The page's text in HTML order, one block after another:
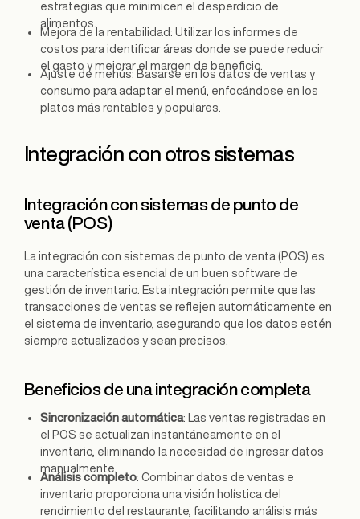
estrategias que minimicen el desperdicio de
alimentos.
Mejora de la rentabilidad: Utilizar los informes de
costos para identificar áreas donde se puede reducir
el gasto y mejorar el margen de beneficio.
Ajuste de menús: Basarse en los datos de ventas y
consumo para adaptar el menú, enfocándose en los
platos más rentables y populares.
Integración con otros sistemas
Integración con sistemas de punto de
venta (POS)
La integración con sistemas de punto de venta (POS) es
una característica esencial de un buen software de
gestión de inventario. Esta integración permite que las
transacciones de ventas se reflejen automáticamente en
el sistema de inventario, asegurando que los datos estén
siempre actualizados y sean precisos.
Beneficios de una integración completa
Sincronización automática: Las ventas registradas en
el POS se actualizan instantáneamente en el
inventario, eliminando la necesidad de ingresar datos
manualmente.
Análisis completo: Combinar datos de ventas e
inventario proporciona una visión holística del
rendimiento del restaurante, facilitando análisis más